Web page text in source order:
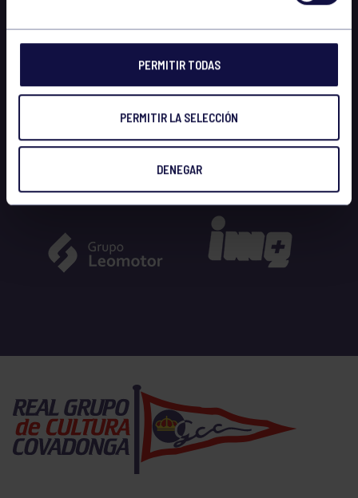
PERMITIR TODAS
PERMITIR LA SELECCIÓN
DENEGAR